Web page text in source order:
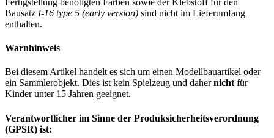
Bausatz I-16 type 5 (early version) sind nicht im Lieferumfang
enthalten.
Warnhinweis
Bei diesem Artikel handelt es sich um einen Modellbauartikel oder
ein Sammlerobjekt. Dies ist kein Spielzeug und dahernicht für
Kinder unter 15 Jahren geeignet.
Verantwortlicher im Sinne der Produksicherheitsverordnung
(GPSR) ist: